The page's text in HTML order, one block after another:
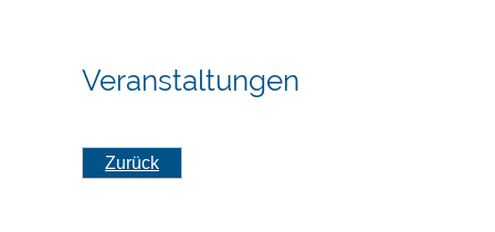
Veranstaltungen
Zurück